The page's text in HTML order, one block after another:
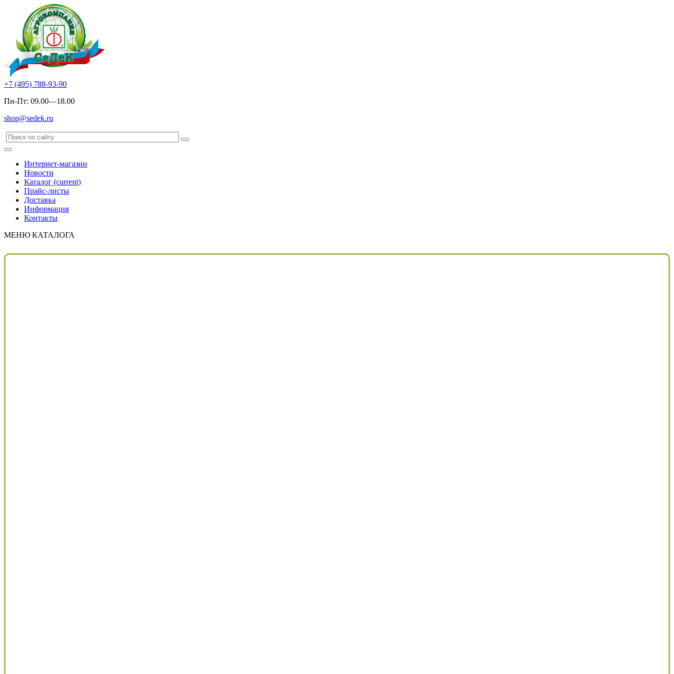
+7 (495) 788-93-90
Пн-Пт: 09.00—18.00
shop@sedek.ru
Интернет-магазин
Новости
Каталог (current)
Прайс-листы
Доставка
Информация
Контакты
МЕНЮ КАТАЛОГА